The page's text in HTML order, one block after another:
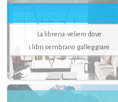
La libreria-veliero dove
i libri sembrano galleggiare